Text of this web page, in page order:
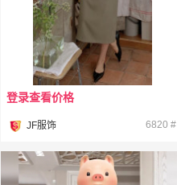
¥
JF服饰 6820 #
登录查看价格